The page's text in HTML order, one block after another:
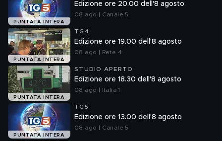
PUNTATA INTERA
Edizione ore 20.00 dell'8 agosto
08 ago | Canale 5
PUNTATA INTERA
TG4
Edizione ore 19.00 dell'8 agosto
08 ago | Rete 4
PUNTATA INTERA
STUDIO APERTO
Edizione ore 18.30 dell'8 agosto
08 ago | Italia 1
PUNTATA INTERA
TG5
Edizione ore 13.00 dell'8 agosto
08 ago | Canale 5